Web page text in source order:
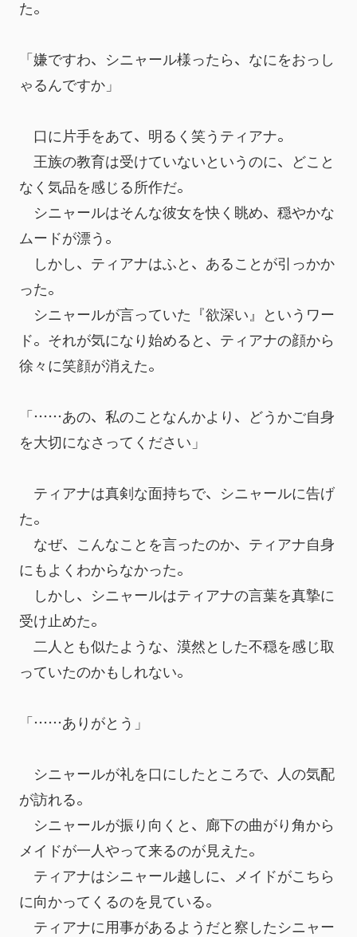
た。
「嫌ですわ、シニャール様ったら、なにをおっし
ゃるんですか」
口に片手をあて、明るく笑うティアナ。
王族の教育は受けていないというのに、どこと
なく気品を感じる所作だ。
シニャールはそんな彼女を快く眺め、穏やかな
ムードが漂う。
しかし、ティアナはふと、あることが引っかか
った。
シニャールが言っていた『欲深い』というワー
ド。それが気になり始めると、ティアナの顔から
徐々に笑顔が消えた。
「……あの、私のことなんかより、どうかご自身
を大切になさってください」
ティアナは真剣な面持ちで、シニャールに告げ
た。
なぜ、こんなことを言ったのか、ティアナ自身
にもよくわからなかった。
しかし、シニャールはティアナの言葉を真摯に
受け止めた。
二人とも似たような、漠然とした不穏を感じ取
っていたのかもしれない。
「……ありがとう」
シニャールが礼を口にしたところで、人の気配
が訪れる。
シニャールが振り向くと、廊下の曲がり角から
メイドが一人やって来るのが見えた。
ティアナはシニャール越しに、メイドがこちら
に向かってくるのを見ている。
ティアナに用事があるようだと察したシニャー